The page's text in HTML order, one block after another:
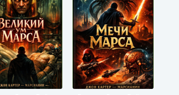
Человек в теле Хормада
Я нахожу Джанай
Война семи джедов
Планы воина
Джон Картер исчез